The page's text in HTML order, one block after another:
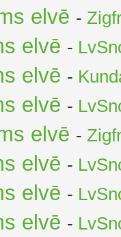
elvē -
elvē -
elvē -
elvē -
elvē -
elvē -
elvē -
elvē -